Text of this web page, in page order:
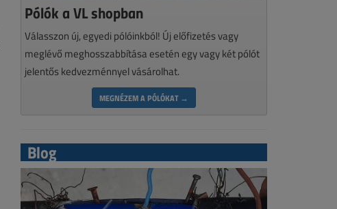
Pólók a VL shopban
Válasszon új, egyedi pólóinkból! Új előfizetés vagy
meglévő meghosszabbítása esetén egy vagy két pólót
jelentős kedvezménnyel vásárolhat.
MEGNÉZEM A PÓLÓKAT →
Blog